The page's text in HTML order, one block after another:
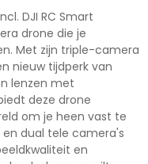
DJI RC Smart
drone die je
Met zijn triple-camera
nieuw tijdperk van
lenzen met
deze drone
om je heen vast te
dual tele camera's
en